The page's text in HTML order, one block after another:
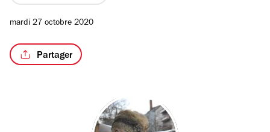
mardi 27 octobre 2020
Partager